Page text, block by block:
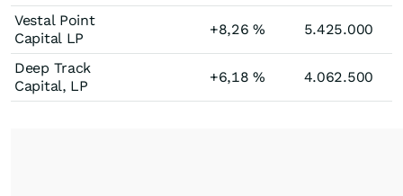
Vestal Point
Capital LP
+8,26% 5.425.000
Deep Track
Capital, LP
+6,18% 4.062.500